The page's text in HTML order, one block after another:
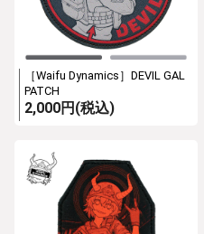
［Waifu Dynamics］DEVIL GAL
PATCH
2,000円(税込)